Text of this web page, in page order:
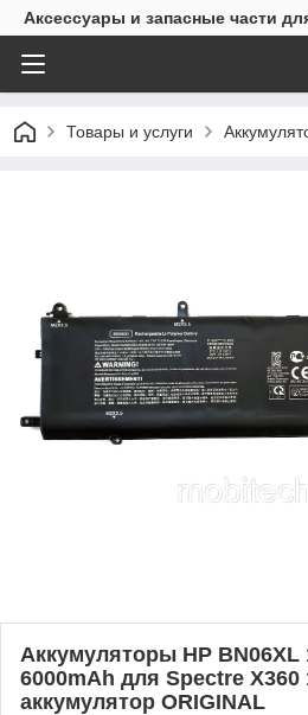
Аксессуары и запасные части
Товары и услуги
Аккумуляторы HP BN06XL
6000mAh для Spectre X360
аккумулятор ORIGINAL